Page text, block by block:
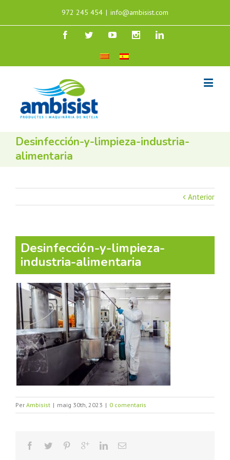
972 245 454 | info@ambisist.com
Desinfección-y-limpieza-industria-
alimentaria
Anterior
Desinfección-y-limpieza-
industria-alimentaria
Per Ambisist | maig 30th, 2023 | 0 comentaris